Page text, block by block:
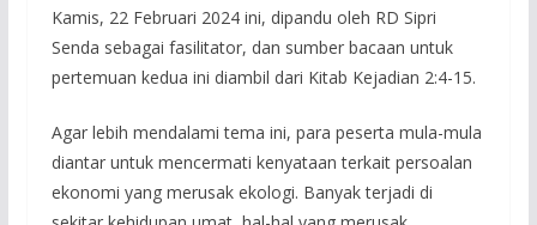
Kamis, 22 Februari 2024 ini, dipandu oleh RD Sipri
Senda sebagai fasilitator, dan sumber bacaan untuk
pertemuan kedua ini diambil dari Kitab Kejadian 2:4-15.
Agar lebih mendalami tema ini, para peserta mula-mula
diantar untuk mencermati kenyataan terkait persoalan
ekonomi yang merusak ekologi. Banyak terjadi di